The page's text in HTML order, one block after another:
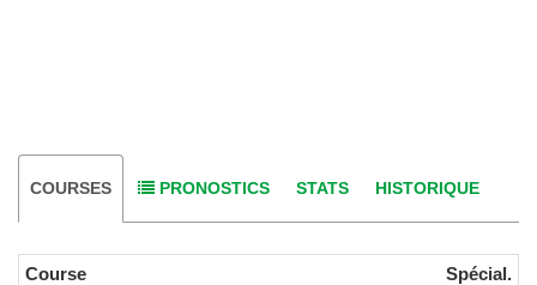
COURSES PRONOSTICS STATS HISTORIQUE
Course Spécial.